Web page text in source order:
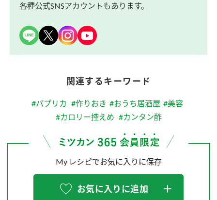
各種公式SNSアカウントもあります。
関連するキーワード
#パプリカ #作りおき #おうち居酒屋 #美容
#カロリー控えめ #カンタン酢
My レシピでお気に入りに保存
お気に入りに追加